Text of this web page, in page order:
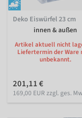
Deko Eiswürfel 23 cm
innen & außen
Artikel aktuell nicht
Liefertermin der Ware
unbekannt.
201,11 €
169,00 EUR zzgl. ges.